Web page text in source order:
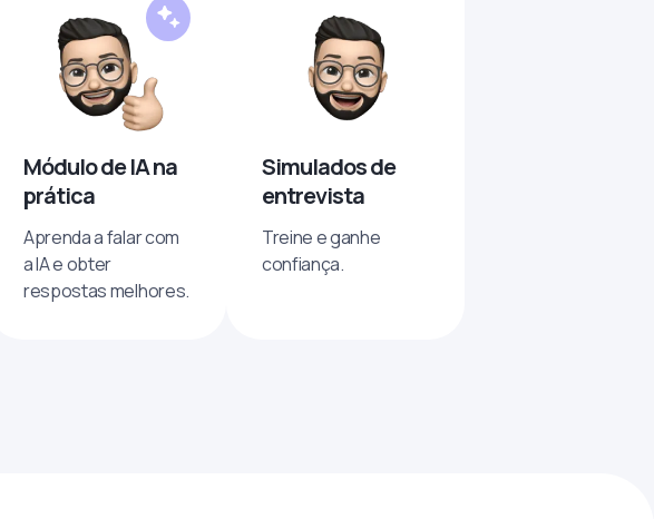
Módulo de IA na
prática
Aprenda a falar com
a IA e obter
respostas melhores.
Simulados de
entrevista
Treine e ganhe
confiança.